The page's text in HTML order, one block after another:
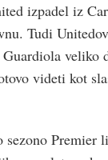
izpadel iz
Tudi
veliko
videti kot
sezono